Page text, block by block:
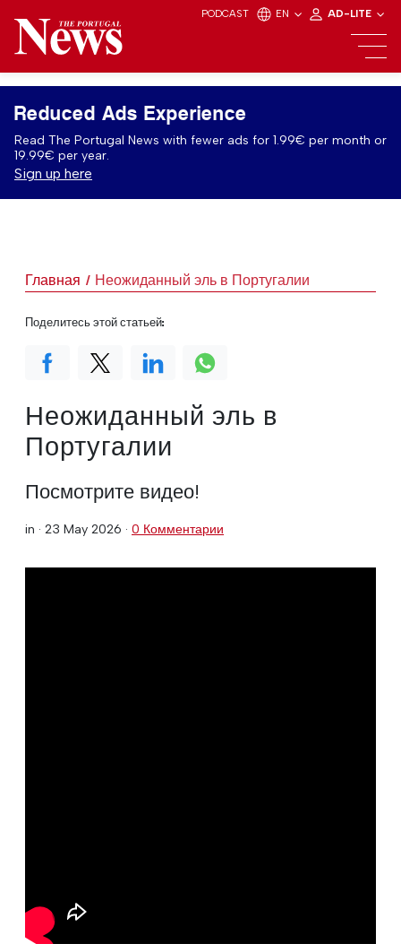
PODCAST EN AD-LITE
Reduced Ads Experience
Read The Portugal News with fewer ads for 1.99€ per month or
19.99€ per year.
Sign up here
Главная Неожиданный эль в Португалии
Неожиданный эль в
Португалии
Посмотрите видео!
in · 23 May 2026 · 0 Комментарии
Поделитесь этой статьей: